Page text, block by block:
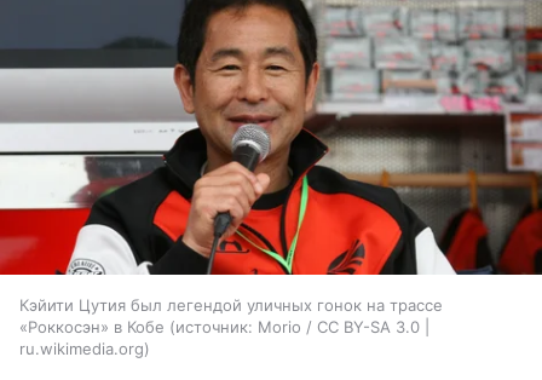
Кэйити Цутия был легендой уличных гонок на трассе
«Роккосэн» в Кобе
источник: Morio / CC BY-SA 3.0 |
ru.wikimedia.org